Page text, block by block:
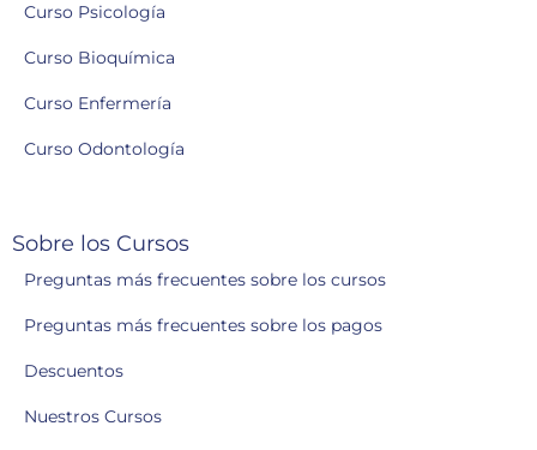
Curso Psicología
Curso Bioquímica
Curso Enfermería
Curso Odontología
Sobre los Cursos
Preguntas más frecuentes sobre los cursos
Preguntas más frecuentes sobre los pagos
Descuentos
Nuestros Cursos